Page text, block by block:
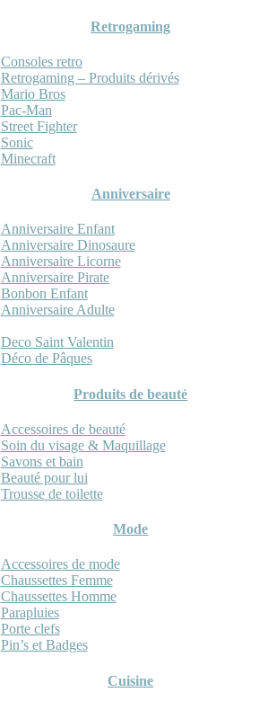
Retrogaming
Consoles retro
Retrogaming – Produits dérivés
Mario Bros
Pac-Man
Street Fighter
Sonic
Minecraft
Anniversaire
Anniversaire Enfant
Anniversaire Dinosaure
Anniversaire Licorne
Anniversaire Pirate
Bonbon Enfant
Anniversaire Adulte
Deco Saint Valentin
Déco de Pâques
Produits de beauté
Accessoires de beauté
Soin du visage & Maquillage
Savons et bain
Beauté pour lui
Trousse de toilette
Mode
Accessoires de mode
Chaussettes Femme
Chaussettes Homme
Parapluies
Porte clefs
Pin’s et Badges
Cuisine